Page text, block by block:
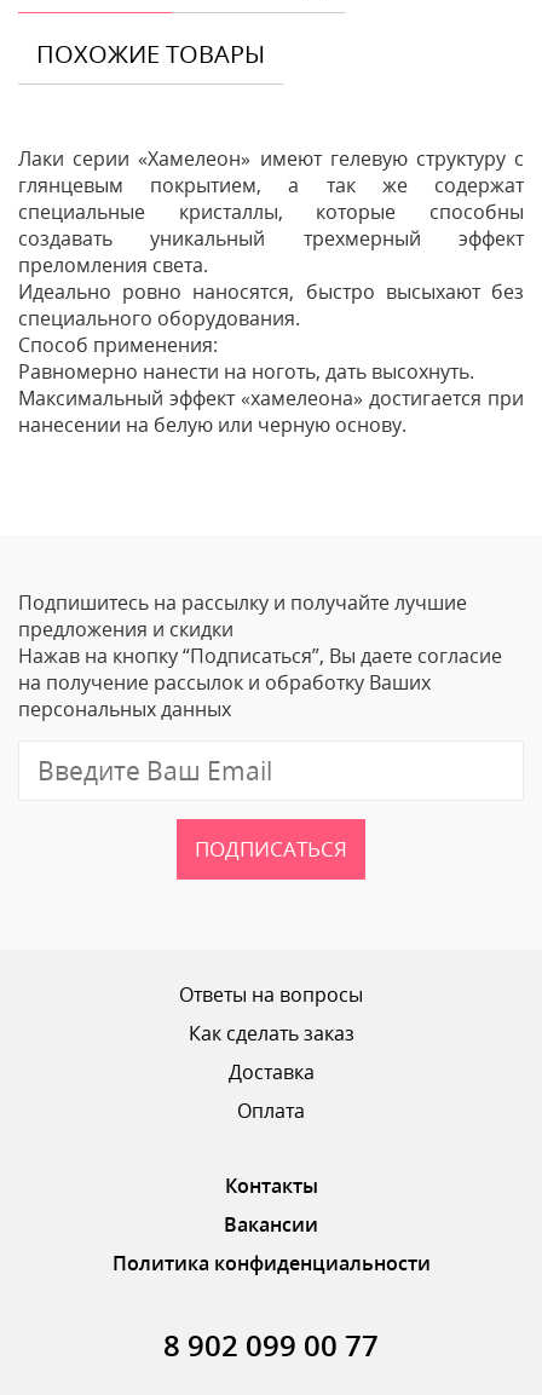
ПОХОЖИЕ ТОВАРЫ
Лаки серии «Хамелеон» имеют гелевую структуру с
глянцевым покрытием, а так же содержат
специальные кристаллы, которые способны
создавать уникальный трехмерный эффект
преломления света.
Идеально ровно наносятся, быстро высыхают без
специального оборудования.
Способ применения:
Равномерно нанести на ноготь, дать высохнуть.
Максимальный эффект «хамелеона» достигается при
нанесении на белую или черную основу.
Ваше Имя
Email
ОТПРАВИТЬ ОТЗЫВ
Подпишитесь на рассылку и получайте лучшие
предложения и скидки
Нажав на кнопку “Подписаться”, Вы даете согласие
на получение рассылок и обработку Ваших
персональных данных
ПОДПИСАТЬСЯ
Ответы на вопросы
Как сделать заказ
Доставка
Оплата
Контакты
Вакансии
Политика конфиденциальности
8 902 099 00 77